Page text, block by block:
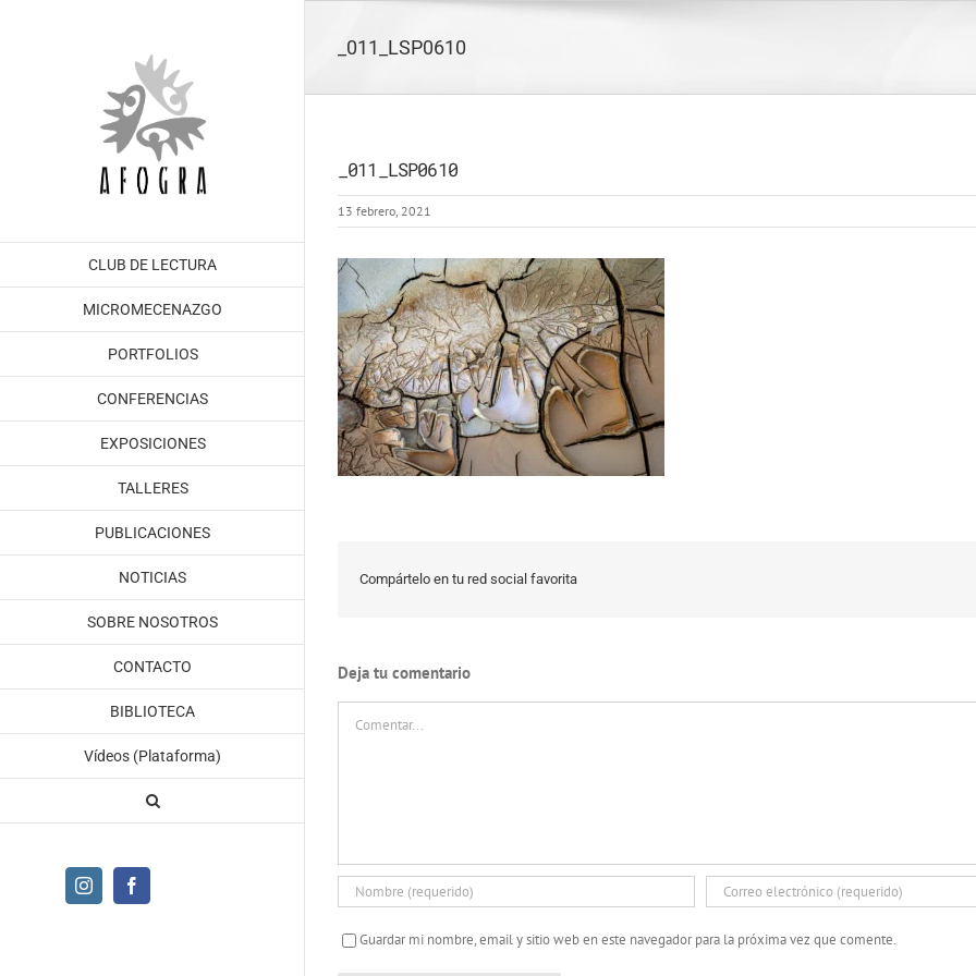
CLUB DE LECTURA
MICROMECENAZGO
PORTFOLIOS
CONFERENCIAS
EXPOSICIONES
TALLERES
PUBLICACIONES
NOTICIAS
SOBRE NOSOTROS
CONTACTO
BIBLIOTECA
Vídeos (Plataforma)
Instagram
_011_LSP0610
_011_LSP0610
13 febrero, 2021
Compártelo en tu red social favorita
Deja tu comentario
Guardar mi nombre, email y sitio web en este navegador para la próxima vez que comente.